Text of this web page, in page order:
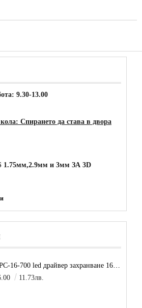
9.30-13.00
Спирането да става в двора
и 3мм ЗА 3D
APC-16-700 led драйвер захранване 16.8W 700mA
11.73лв.